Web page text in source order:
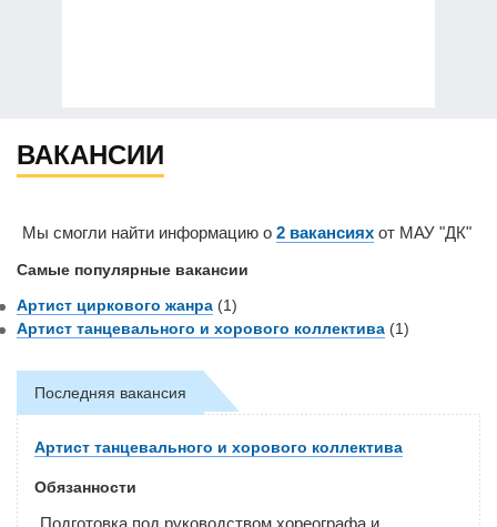
ВАКАНСИИ
Мы смогли найти информацию о 2 вакансиях от МАУ "ДК"
Самые популярные вакансии
Артист циркового жанра (1)
Артист танцевального и хорового коллектива (1)
Последняя вакансия
Артист танцевального и хорового коллектива
Обязанности
Подготовка под руководством хореографа и